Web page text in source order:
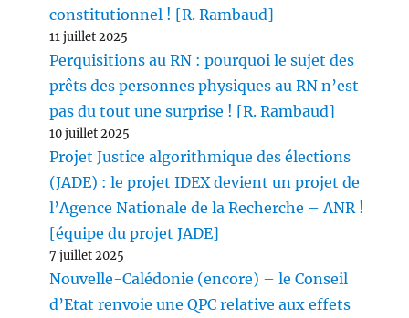
constitutionnel ! [R. Rambaud]
11 juillet 2025
Perquisitions au RN : pourquoi le sujet des
prêts des personnes physiques au RN n’est
pas du tout une surprise ! [R. Rambaud]
10 juillet 2025
Projet Justice algorithmique des élections
(JADE) : le projet IDEX devient un projet de
l’Agence Nationale de la Recherche – ANR !
[équipe du projet JADE]
7 juillet 2025
Nouvelle-Calédonie (encore) – le Conseil
d’Etat renvoie une QPC relative aux effets